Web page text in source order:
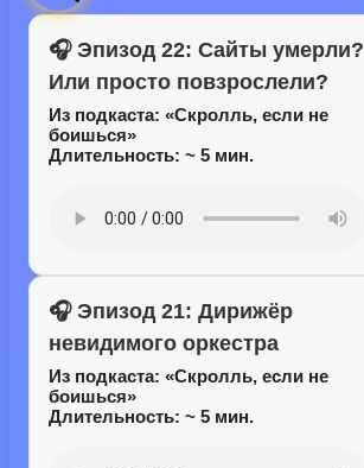
🎧 Эпизод 22: Сайты умерли?
Или просто повзрослели?
Из подкаста: «Скролль, если не
боишься»
Длительность: ~ 5 мин.
🎧 Эпизод 21: Дирижёр
невидимого оркестра
Из подкаста: «Скролль, если не
боишься»
Длительность: ~ 5 мин.